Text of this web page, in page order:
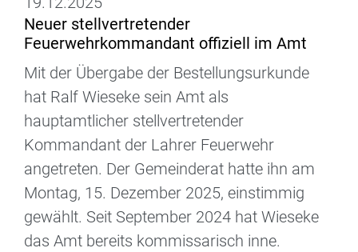
Neuer stellvertretender
Feuerwehrkommandant offiziell im Amt
Mit der Übergabe der Bestellungsurkunde
hat Ralf Wieseke sein Amt als
hauptamtlicher stellvertretender
Kommandant der Lahrer Feuerwehr
angetreten. Der Gemeinderat hatte ihn am
Montag, 15. Dezember 2025, einstimmig
gewählt. Seit September 2024 hat Wieseke
das Amt bereits kommissarisch inne.